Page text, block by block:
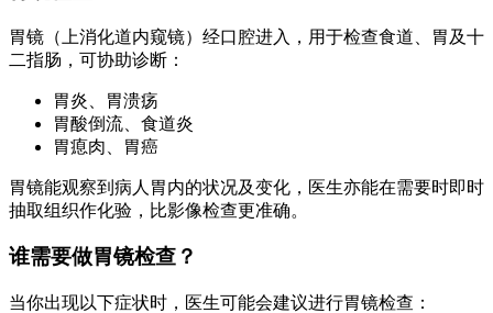
胃镜（上消化道内窥镜）经口腔进入，用于检查食道、胃及十
二指肠，可协助诊断：
胃炎、胃溃疡
胃酸倒流、食道炎
胃瘜肉、胃癌
胃镜能观察到病人胃内的状况及变化，医生亦能在需要时即时
抽取组织作化验，比影像检查更准确。
谁需要做胃镜检查？
当你出现以下症状时，医生可能会建议进行胃镜检查：